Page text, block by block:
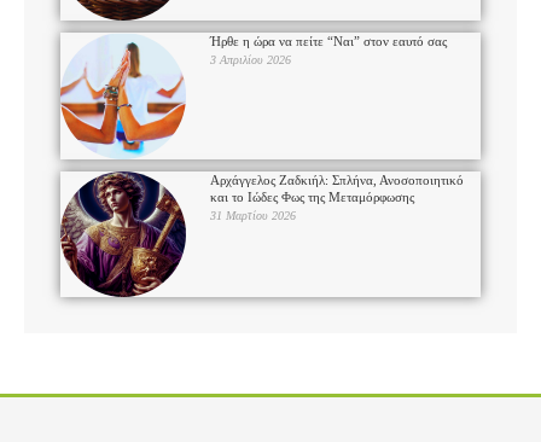
Ήρθε η ώρα να πείτε “Ναι” στον εαυτό σας
3 Απριλίου 2026
Αρχάγγελος Ζαδκιήλ: Σπλήνα, Ανοσοποιητικό
και το Ιώδες Φως της Μεταμόρφωσης
31 Μαρτίου 2026